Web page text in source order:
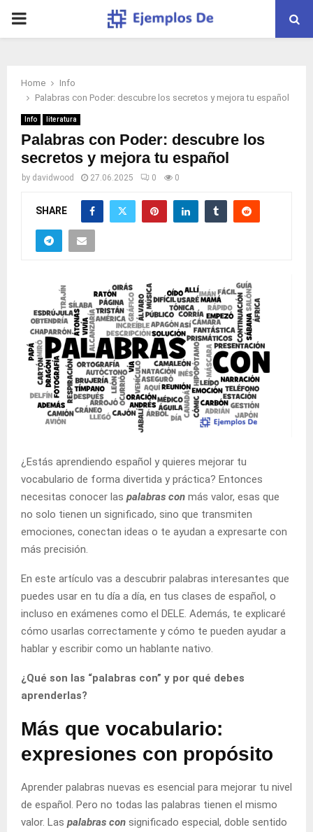
PRIMARY
Home
Info
Palabras con Poder: descubre los secretos y mejora tu español
Info literatura
Palabras con Poder: descubre los
secretos y mejora tu español
by davidwood 27.06.2025 0 0
SHARE
¿Estás aprendiendo español y quieres mejorar tu
vocabulario de forma divertida y práctica? Entonces
necesitas conocer las palabras con más valor, esas que
no solo tienen un significado, sino que transmiten
emociones, conectan ideas o te ayudan a expresarte con
más precisión.
En este artículo vas a descubrir palabras interesantes que
puedes usar en tu día a día, en tus clases de español, o
incluso en exámenes como el DELE. Además, te explicaré
cómo usarlas correctamente y cómo te pueden ayudar a
hablar y escribir como un hablante nativo.
¿Qué son las “palabras con” y por qué debes
aprenderlas?
Más que vocabulario:
expresiones con propósito
Aprender palabras nuevas es esencial para mejorar tu nivel
de español. Pero no todas las palabras tienen el mismo
valor. Las palabras con significado especial, doble sentido